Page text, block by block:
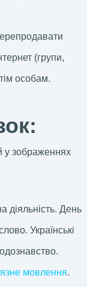
(групи,
особам.
у зображеннях
діяльність. День
Українські
мовлення.